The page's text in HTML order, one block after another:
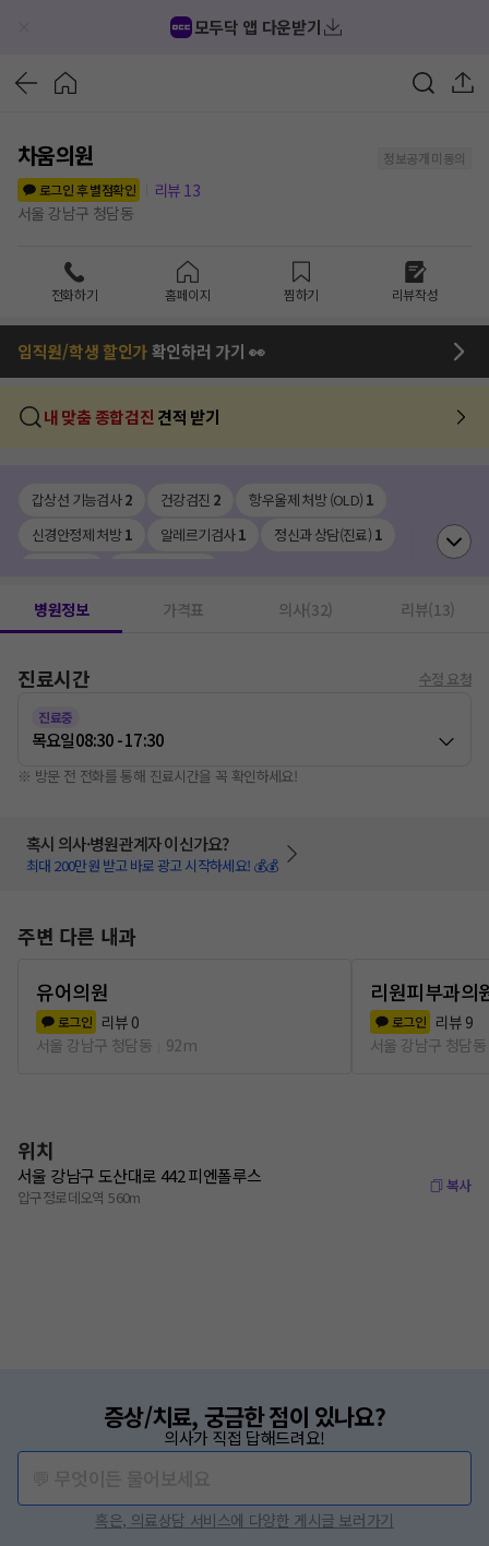
모두닥 앱 다운받기
차움의원
정보공개 미동의
로그인 후 별점확인
리뷰 13
서울 강남구 청담동
전화하기 홈페이지 찜하기 리뷰작성
임직원/학생 할인가확인하러 가기 👀
내 맞춤 종합검진 견적 받기
갑상선 기능검사2 건강검진 2 항우울제 처방 (OLD) 1
신경안정제 처방1 알레르기검사1 정신과 상담(진료) 1
병원정보 가격표 의사(32) 리뷰(13)
진료시간 수정 요청
진료중
목요일08:30 - 17:30
※ 방문 전 전화를 통해 진료시간을 꼭 확인하세요!
혹시 의사·병원관계자 이신가요?
최대 200만원 받고 바로 광고 시작하세요! 💰💰
주변 다른 내과
유어의원
로그인 리뷰 0
서울 강남구 청담동
92m
리원피부과의
로그인 리뷰 9
서울 강남구 청담동
위치
서울 강남구 도산대로 442 피엔폴루스
압구정로데오역 560m
복사
증상/치료, 궁금한 점이 있나요?
의사가 직접 답해드려요!
혹은, 의료상담 서비스에 다양한 게시글 보러가기